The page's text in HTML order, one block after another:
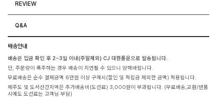
REVIEW
Q&A
배송안내
배송은 입금 확인 후 2~3일 이내(주말제외) CJ 대한통운으로 발송됩니다.
단, 주문량이 폭주하는 경우 배송이 지연될 수 있으니 양해바랍니다.
무료배송은 순수 결제금액 6만원 이상 구매시(할인 및 적립금 제외한 금액) 적용됩니다.
제주도 및 도서산간지역은 추가배송비(도선료) 3,000원이 부과됩니다. (무료배송,교환/반품
시에도 도선료는 고객님 부담)